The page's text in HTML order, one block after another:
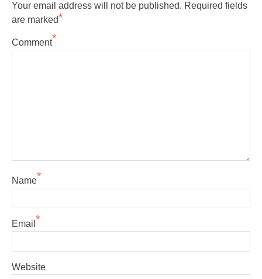
Your email address will not be published. Required fields
are marked*
Comment*
Name*
Email *
Website